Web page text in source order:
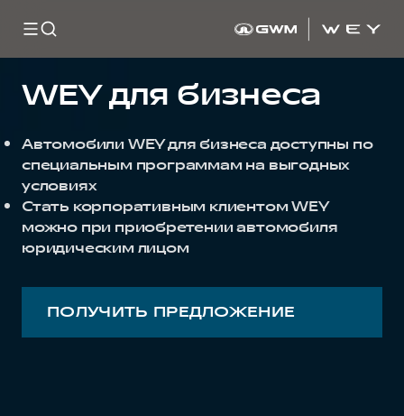
WEY для бизнеса
Автомобили WEY для бизнеса доступны по
специальным программам на выгодных
условиях
Стать корпоративным клиентом WEY
можно при приобретении автомобиля
юридическим лицом
ПОЛУЧИТЬ ПРЕДЛОЖЕНИЕ